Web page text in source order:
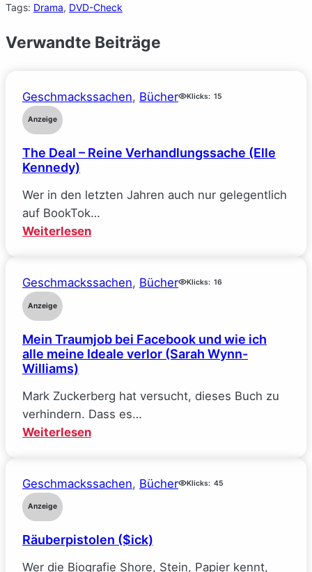
Tags: Drama, DVD-Check
Verwandte Beiträge
Geschmackssachen, Bücher Klicks: 15
Anzeige
The Deal – Reine Verhandlungssache (Elle
Kennedy)
Wer in den letzten Jahren auch nur gelegentlich
auf BookTok…
Weiterlesen:
–
(Elle
Kennedy)
Geschmackssachen, Bücher Klicks: 16
Anzeige
Mein Traumjob bei Facebook und wie ich
alle meine Ideale verlor (Sarah Wynn-
Williams)
Mark Zuckerberg hat versucht, dieses Buch zu
verhindern. Dass es…
Weiterlesen:
bei
wie
Geschmackssachen, Bücher Klicks: 45
Anzeige
Räuberpistolen ($ick)
Wer die Biografie Shore, Stein, Papier kennt,